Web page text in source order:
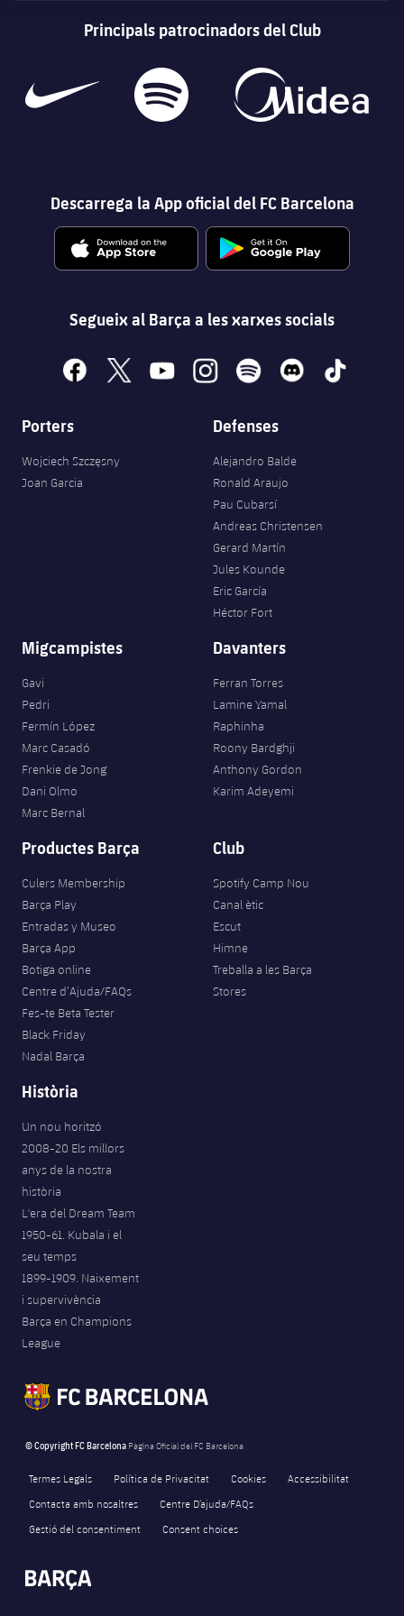
Principals patrocinadors del Club
Descarrega la App oficial del FC Barcelona
Segueix al Barça a les xarxes socials
facebook
x youtubeinstagramspotify discord tiktok
Porters
Wojciech Szczęsny
Joan Garcia
Defenses
Alejandro Balde
Ronald Araujo
Pau Cubarsí
Andreas Christensen
Gerard Martín
Jules Kounde
Eric García
Héctor Fort
Migcampistes
Gavi
Pedri
Fermín López
Marc Casadó
Frenkie de Jong
Dani Olmo
Marc Bernal
Davanters
Ferran Torres
Lamine Yamal
Raphinha
Roony Bardghji
Anthony Gordon
Karim Adeyemi
Productes Barça
Culers Membership
Barça Play
Entradas y Museo
Barça App
Botiga online
Centre d’Ajuda/FAQs
Fes-te Beta Tester
Black Friday
Nadal Barça
Club
Spotify Camp Nou
Canal ètic
Escut
Himne
Treballa a les Barça
Stores
Història
Un nou horitzó
2008-20 Els millors
anys de la nostra
història
L'era del Dream Team
1950-61. Kubala i el
seu temps
1899-1909. Naixement
i supervivència
Barça en Champions
League
© Copyright FC Barcelona Pàgina Oficial del FC Barcelona
Termes Legals Política de Privacitat Cookies
Accessibilitat
Contacta amb nosaltres
Centre D’ajuda/FAQs
Gestió del consentiment
Consent choices